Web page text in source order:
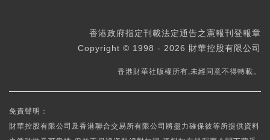
香港政府指定刊載法定通告之憲報刊登報章
Copyright © 1998 - 2026 財華控股有限公司
香港財華社版權所有,未經同意不得轉載。
免責聲明：
財華控股有限公司及香港聯合交易所有限公司將盡力確保彼等所提供資料